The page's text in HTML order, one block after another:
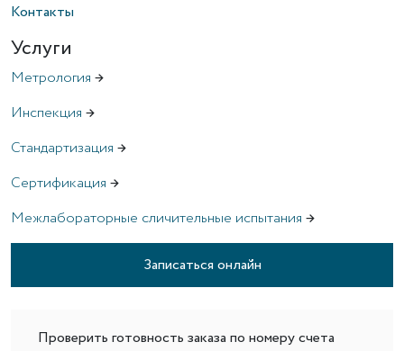
Контакты
Услуги
Метрология →
Инспекция →
Стандартизация →
Сертификация →
Межлабораторные сличительные испытания →
Записаться онлайн
Проверить готовность заказа по номеру счета